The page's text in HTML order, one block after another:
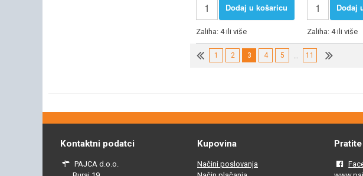
Dodaj u košaricu
Zaliha: 4 ili više
Dodaj
Zaliha: 4 ili više
1 2 3 4 5 11
Kontaktni podatci
PAJCA d.o.o.
Kupovina
Načini poslovanja